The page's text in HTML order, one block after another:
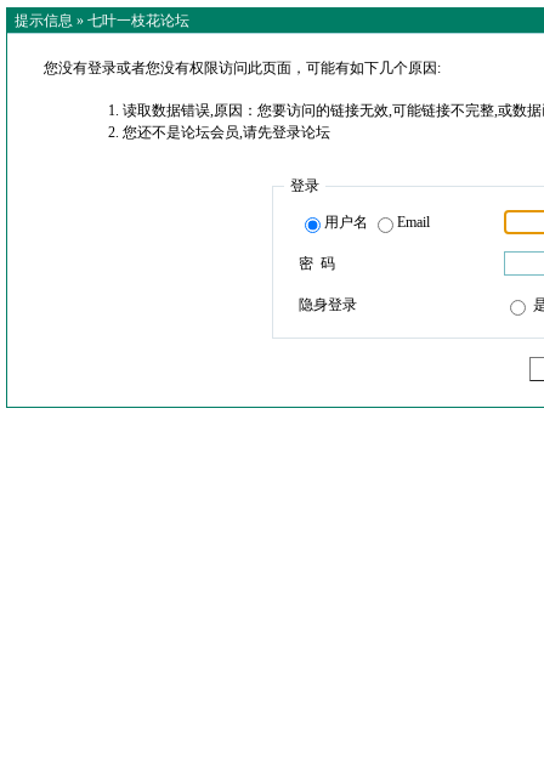
提示信息 » 七叶一枝花论坛
您没有登录或者您没有权限访问此页面，可能有如下几个原因:
读取数据错误,原因：您要访问的链接无效,可能链接不完整,或数
您还不是论坛会员,请先登录论坛
登录
用户名 Email
密 码
隐身登录